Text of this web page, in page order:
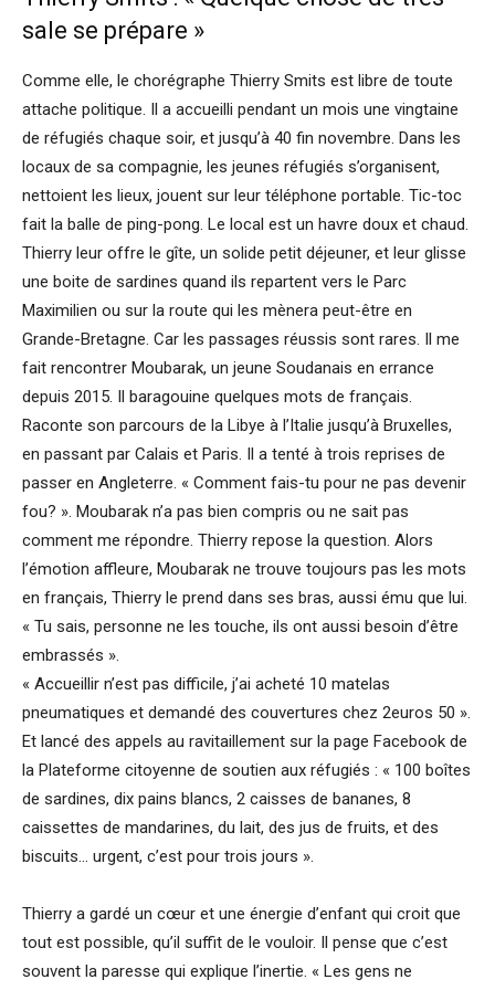
sale se prépare »
Comme elle, le chorégraphe Thierry Smits est libre de toute
attache politique. Il a accueilli pendant un mois une vingtaine
de réfugiés chaque soir, et jusqu’à 40 fin novembre. Dans les
locaux de sa compagnie, les jeunes réfugiés s’organisent,
nettoient les lieux, jouent sur leur téléphone portable. Tic-toc
fait la balle de ping-pong. Le local est un havre doux et chaud.
Thierry leur offre le gîte, un solide petit déjeuner, et leur glisse
une boite de sardines quand ils repartent vers le Parc
Maximilien ou sur la route qui les mènera peut-être en
Grande-Bretagne. Car les passages réussis sont rares. Il me
fait rencontrer Moubarak, un jeune Soudanais en errance
depuis 2015. Il baragouine quelques mots de français.
Raconte son parcours de la Libye à l’Italie jusqu’à Bruxelles,
en passant par Calais et Paris. Il a tenté à trois reprises de
passer en Angleterre. « Comment fais-tu pour ne pas devenir
fou? ». Moubarak n’a pas bien compris ou ne sait pas
comment me répondre. Thierry repose la question. Alors
l’émotion affleure, Moubarak ne trouve toujours pas les mots
en français, Thierry le prend dans ses bras, aussi ému que lui.
« Tu sais, personne ne les touche, ils ont aussi besoin d’être
embrassés ».
« Accueillir n’est pas difficile, j’ai acheté 10 matelas
pneumatiques et demandé des couvertures chez 2euros 50 ».
Et lancé des appels au ravitaillement sur la page Facebook de
la Plateforme citoyenne de soutien aux réfugiés : « 100 boîtes
de sardines, dix pains blancs, 2 caisses de bananes, 8
caissettes de mandarines, du lait, des jus de fruits, et des
biscuits… urgent, c’est pour trois jours ».
Thierry a gardé un cœur et une énergie d’enfant qui croit que
tout est possible, qu’il suffit de le vouloir. Il pense que c’est
souvent la paresse qui explique l’inertie. « Les gens ne